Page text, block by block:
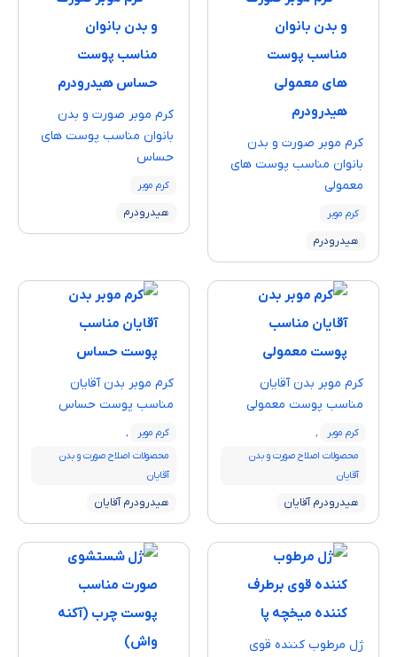
کرم موبر صورت و بدن
بانوان مناسب پوست های
معمولی
کرم موبر
هیدرودرم
کرم موبر صورت و بدن
بانوان مناسب پوست های
حساس
کرم موبر
هیدرودرم
کرم موبر بدن آقایان
مناسب پوست معمولی
کرم موبر
,
محصولات اصلاح صورت و بدن
آقایان
هیدرودرم آقایان
کرم موبر بدن آقایان
مناسب پوست حساس
کرم موبر
,
محصولات اصلاح صورت و بدن
آقایان
هیدرودرم آقایان
ژل مرطوب کننده قوی